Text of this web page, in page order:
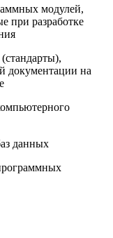
модулей,
при разработке
документации на
данных